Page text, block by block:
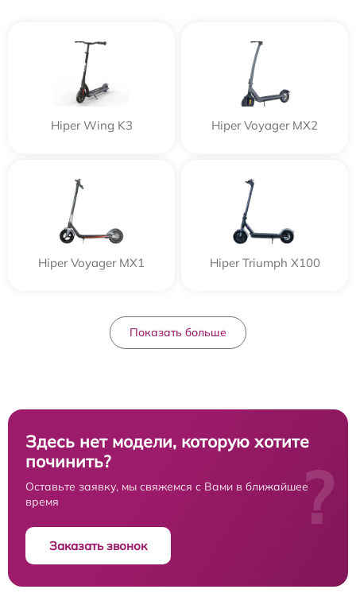
Hiper Wing K3 Hiper Voyager MX2
Hiper Voyager MX1 Hiper Triumph X100
Показать больше
Здесь нет модели, которую хотите
починить?
Оставьте заявку, мы свяжемся с Вами в ближайшее
время
Заказать звонок
?